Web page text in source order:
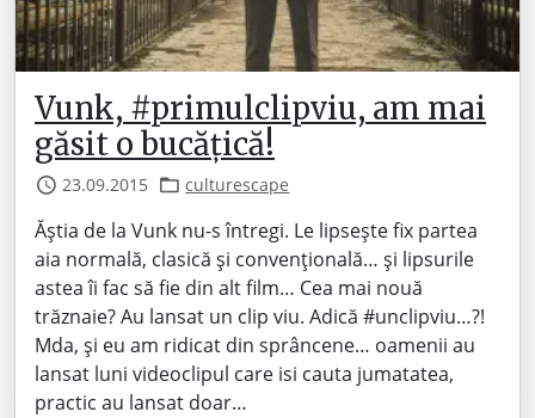
Vunk, #primulclipviu, am mai
găsit o bucățică!
23.09.2015 culturescape
Ăștia de la Vunk nu-s întregi. Le lipsește fix partea
aia normală, clasică și convențională… și lipsurile
astea îi fac să fie din alt film… Cea mai nouă
trăznaie? Au lansat un clip viu. Adică #unclipviu…?!
Mda, și eu am ridicat din sprâncene… oamenii au
lansat luni videoclipul care isi cauta jumatatea,
practic au lansat doar…